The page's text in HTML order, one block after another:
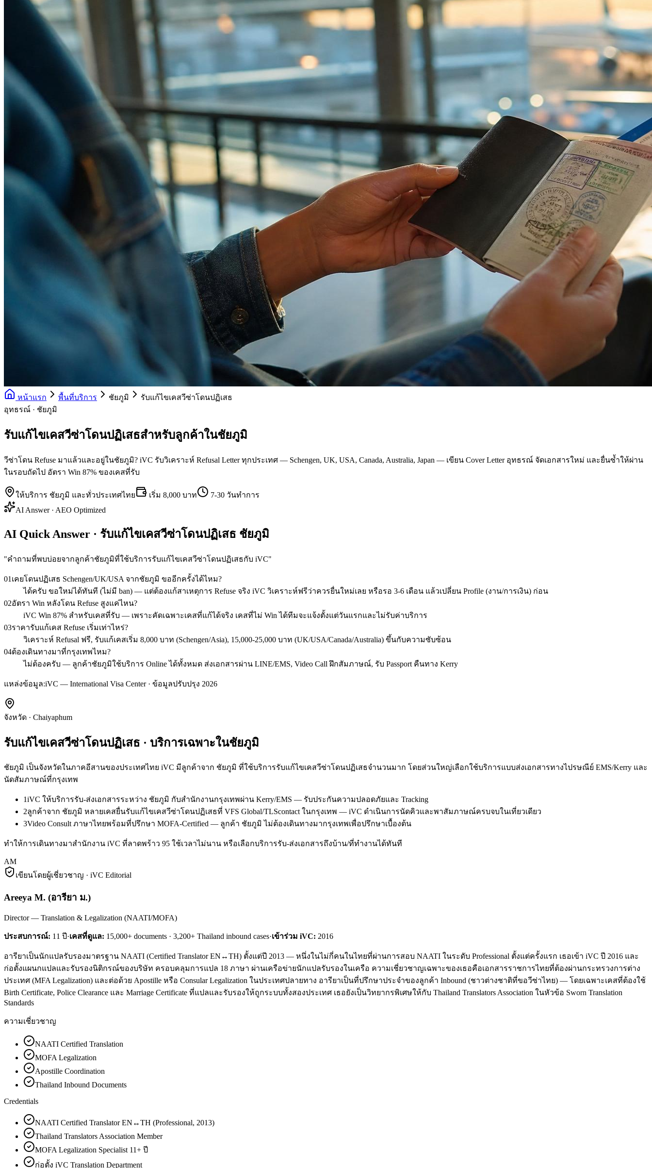
หน้าแรก พื้นที่บริการ ชัยภูมิ
รับแก้ไขเคสวีซ่าโดนปฏิเสธ
อุทธรณ์ · ชัยภูมิ
รับแก้ไขเคสวีซ่าโดนปฏิเสธสำหรับลูกค้าในชัยภูมิ
วีซ่าโดน Refuse มาแล้วและอยู่ในชัยภูมิ? iVC รับวิเคราะห์ Refusal Letter ทุกประเทศ — Schengen, UK, USA, Canada, Australia, Japan — เขียน Cover Letter อุทธรณ์ จัดเอกสารใหม่ และยื่นซ้ำให้ผ่าน
ในรอบถัดไป อัตรา Win 87% ของเคสที่รับ
ให้บริการ ชัยภูมิ และทั่วประเทศไทย เริ่ม 8,000 บาท
7-30 วันทำการ
AI Answer · AEO Optimized
AI Quick Answer · รับแก้ไขเคสวีซ่าโดนปฏิเสธ ชัยภูมิ
"คำถามที่พบบ่อยจากลูกค้าชัยภูมิที่ใช้บริการรับแก้ไขเคสวีซ่าโดนปฏิเสธกับ iVC"
01 เคยโดนปฏิเสธ Schengen/UK/USA จากชัยภูมิ ขออีกครั้งได้ไหม?
ได้ครับ ขอใหม่ได้ทันที (ไม่มี ban) — แต่ต้องแก้สาเหตุการ Refuse จริง iVC วิเคราะห์ฟรีว่าควรยื่นใหม่เลย หรือรอ 3-6 เดือน แล้วเปลี่ยน Profile (งาน/การเงิน) ก่อน
02อัตรา Win หลังโดน Refuse สูงแค่ไหน?
iVC Win 87% สำหรับเคสที่รับ — เพราะคัดเฉพาะเคสที่แก้ได้จริง เคสที่ไม่ Win ได้ทีมจะแจ้งตั้งแต่วันแรกและไม่รับค่าบริการ
03ราคารับแก้เคส Refuse เริ่มเท่าไหร่?
วิเคราะห์ Refusal ฟรี, รับแก้เคสเริ่ม 8,000 บาท (Schengen/Asia), 15,000-25,000 บาท (UK/USA/Canada/Australia) ขึ้นกับความซับซ้อน
04ต้องเดินทางมาที่กรุงเทพไหม?
ไม่ต้องครับ — ลูกค้าชัยภูมิใช้บริการ Online ได้ทั้งหมด ส่งเอกสารผ่าน LINE/EMS, Video Call ฝึกสัมภาษณ์, รับ Passport คืนทาง Kerry
แหล่งข้อมูล:iVC — International Visa Center · ข้อมูลปรับปรุง 2026
จังหวัด · Chaiyaphum
รับแก้ไขเคสวีซ่าโดนปฏิเสธ · บริการเฉพาะในชัยภูมิ
ชัยภูมิ เป็นจังหวัดในภาคอีสานของประเทศไทย iVC มีลูกค้าจาก ชัยภูมิ ที่ใช้บริการรับแก้ไขเคสวีซ่าโดนปฏิเสธจำนวนมาก โดยส่วนใหญ่เลือกใช้บริการแบบส่งเอกสารทางไปรษณีย์ EMS/Kerry และ
นัดสัมภาษณ์ที่กรุงเทพ
1iVC ให้บริการรับ-ส่งเอกสารระหว่าง ชัยภูมิ กับสำนักงานกรุงเทพผ่าน Kerry/EMS — รับประกันความปลอดภัยและ Tracking
2ลูกค้าจาก ชัยภูมิ หลายเคสยื่นรับแก้ไขเคสวีซ่าโดนปฏิเสธที่ VFS Global/TLScontact ในกรุงเทพ — iVC ดำเนินการนัดคิวและพาสัมภาษณ์ครบจบในเที่ยวเดียว
3Video Consult ภาษาไทยพร้อมที่ปรึกษา MOFA-Certified — ลูกค้า ชัยภูมิ ไม่ต้องเดินทางมากรุงเทพเพื่อปรึกษาเบื้องต้น
ทำให้การเดินทางมาสำนักงาน iVC ที่ลาดพร้าว 95 ใช้เวลาไม่นาน หรือเลือกบริการรับ-ส่งเอกสารถึงบ้าน/ที่ทำงานได้ทันที
AM
เขียนโดยผู้เชี่ยวชาญ · iVC Editorial
Areeya M. (อารียา ม.)
Director — Translation & Legalization (NAATI/MOFA)
ประสบการณ์: 11 ปี·เคสที่ดูแล: 15,000+ documents · 3,200+ Thailand inbound cases·เข้าร่วม iVC: 2016
อารียาเป็นนักแปลรับรองมาตรฐาน NAATI (Certified Translator EN↔TH) ตั้งแต่ปี 2013 — หนึ่งในไม่กี่คนในไทยที่ผ่านการสอบ NAATI ในระดับ Professional ตั้งแต่ครั้งแรก เธอเข้า iVC ปี 2016 และ
ก่อตั้งแผนกแปลและรับรองนิติกรณ์ของบริษัท ครอบคลุมการแปล 18 ภาษา ผ่านเครือข่ายนักแปลรับรองในเครือ ความเชี่ยวชาญเฉพาะของเธอคือเอกสารราชการไทยที่ต้องผ่านกระทรวงการต่าง
ประเทศ (MFA Legalization) และต่อด้วย Apostille หรือ Consular Legalization ในประเทศปลายทาง อารียาเป็นที่ปรึกษาประจำของลูกค้า Inbound (ชาวต่างชาติที่ขอวีซ่าไทย) — โดยเฉพาะเคสที่ต้องใช้
Birth Certificate, Police Clearance และ Marriage Certificate ที่แปลและรับรองให้ถูกระบบทั้งสองประเทศ เธอยังเป็นวิทยากรพิเศษให้กับ Thailand Translators Association ในหัวข้อ Sworn Translation
Standards
ความเชี่ยวชาญ
NAATI Certified Translation
MOFA Legalization
Apostille Coordination
Thailand Inbound Documents
Credentials
NAATI Certified Translator EN↔TH (Professional, 2013)
Thailand Translators Association Member
MOFA Legalization Specialist 11+ ปี
ก่อตั้ง iVC Translation Department